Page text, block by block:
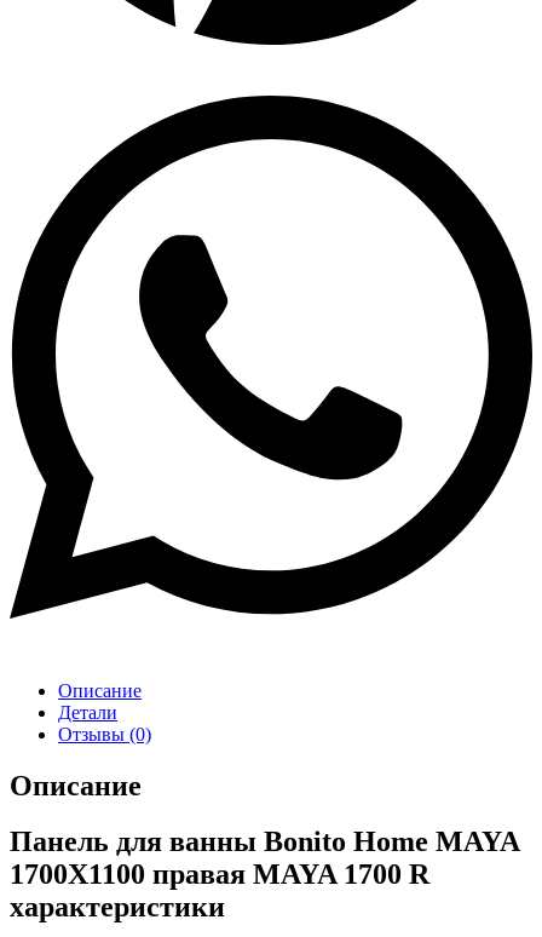
Описание
Детали
Отзывы (0)
Описание
Панель для ванны Bonito Home MAYA
1700X1100 правая MAYA 1700 R
характеристики